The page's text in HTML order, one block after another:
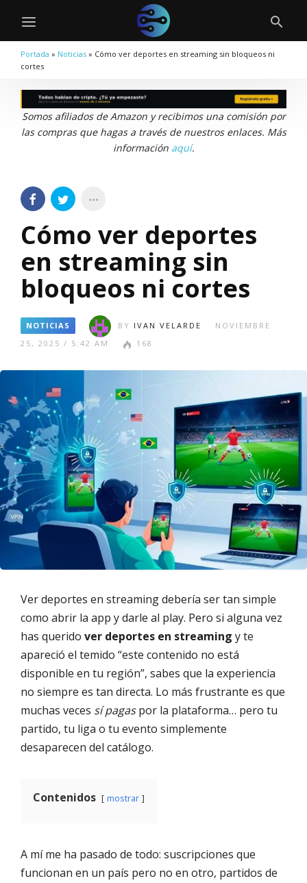
Portada » Noticias » Cómo ver deportes en streaming sin bloqueos ni
cortes
Somos afiliados de Amazon y recibimos una comisión por
las compras que hagas a través de nuestros enlaces. Más
información aquí.
Cómo ver deportes
en streaming sin
bloqueos ni cortes
NOTICIAS BY IVAN VELARDE
NOVIEMBRE
25, 2025 / 5:42 AM
168
Ver deportes en streaming debería ser tan simple
como abrir la app y darle al play. Pero si alguna vez
has querido ver deportes en streaming y te
apareció el temido “este contenido no está
disponible en tu región”, sabes que la experiencia
no siempre es tan directa. Lo más frustrante es que
muchas veces sí pagaspor la plataforma… pero tu
partido, tu liga o tu evento simplemente
desaparecen del catálogo.
Contenidos mostrar
A mí me ha pasado de todo: suscripciones que
funcionan en un país pero no en otro, partidos de